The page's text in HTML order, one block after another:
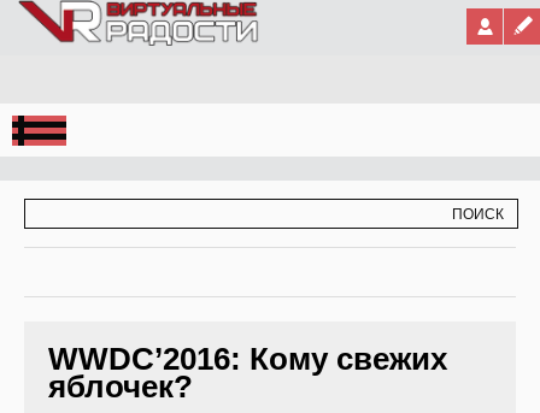
Jump to Navigation
WWDC’2016: Кому свежих
яблочек?